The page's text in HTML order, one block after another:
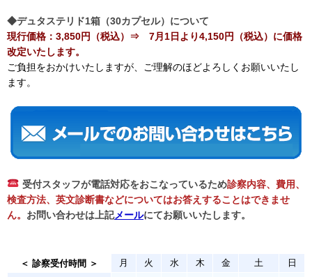
◆デュタステリド1箱（30カプセル）について
現行価格：3,850円（税込）⇒ 7月1日より4,150円（税込）に価格
改定いたします。
ご負担をおかけいたしますが、
ご理解のほどよろしくお願いいたし
ます。
受付スタッフが電話対応をおこなっているため診察内容、費用、
検査方法、英文診断書などについてはお答えすることはできませ
ん。 お問い合わせは上記メールにてお願いいたします。
＜ 診察受付時間 ＞ 月 火 水 木 金 土 日